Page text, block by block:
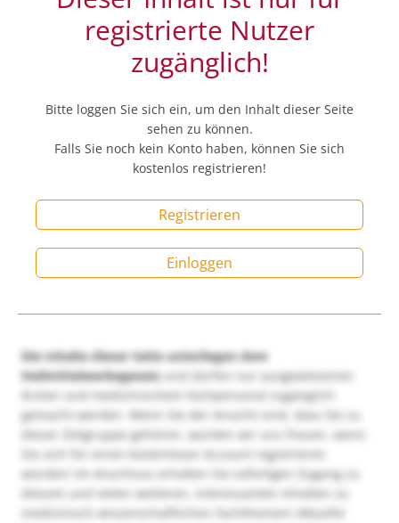
registrierte Nutzer
zugänglich!
Bitte loggen Sie sich ein, um den Inhalt dieser Seite
sehen zu können.
Falls Sie noch kein Konto haben, können Sie sich
kostenlos registrieren!
Registrieren
Einloggen
Die Inhalte dieser Seite unterliegen dem
Heilmittelwerbegesetzund dürfen nur ausgewiesenen
Ärzten und medizinischem Fachpersonal zugänglich
gemacht werden. Wenn Sie der Ansicht sind, dass Sie zu
dieser Zielgruppe gehören, würden wir uns freuen, wenn
Sie sich für einen kostenlosen Account registrieren
würden! Im Anschluss erhalten Sie sofortigen Zugang zu
diesem und vielen weiteren, interessanten Inhalten zu
medizinisch-wissenschaftlichen Fachthemen! Aktuelle